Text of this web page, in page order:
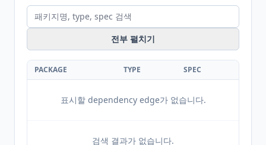
전부 펼치기
PACKAGE TYPE SPEC
표시할 dependency edge가 없습니다.
검색 결과가 없습니다.